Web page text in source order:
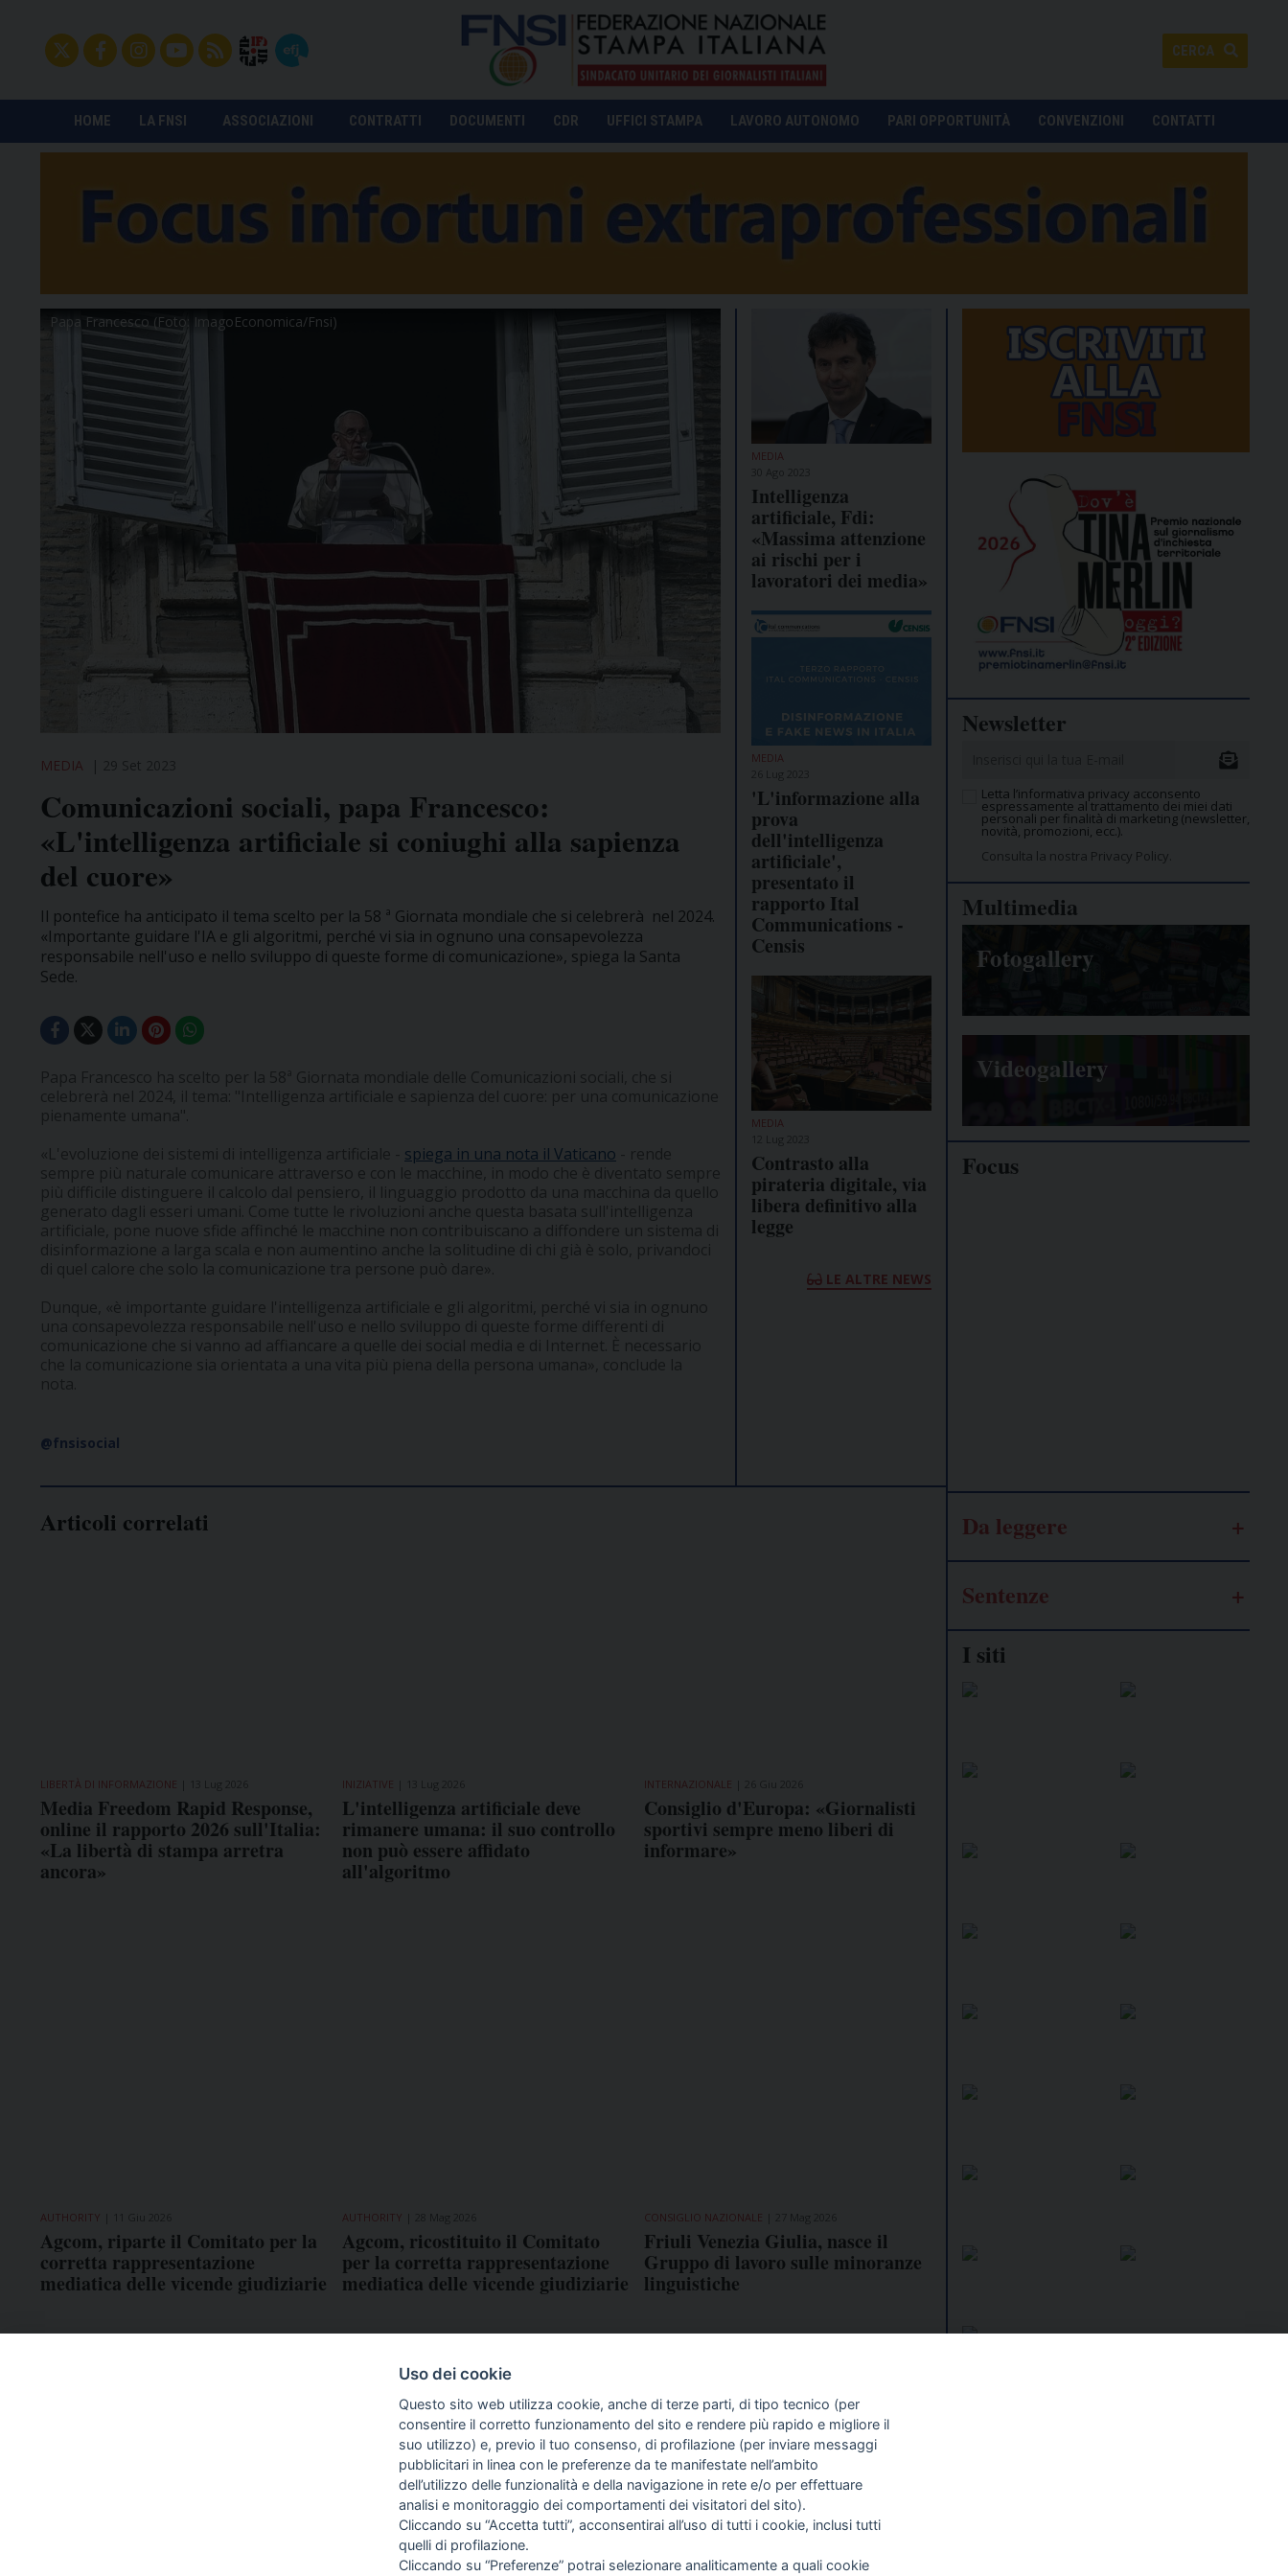
CERCA
HOME LA FNSI ASSOCIAZIONI CONTRATTI DOCUMENTI CDR UFFICI STAMPA LAVORO AUTONOMO PARI OPPORTUNITÀ CONVENZIONI CONTATTI
Papa Francesco (Foto: ImagoEconomica/Fnsi)
MEDIA
Comunicazioni sociali, papa Francesco:
«L'intelligenza artificiale si coniughi alla sapienza
del cuore»
Il pontefice ha anticipato il tema scelto per la 58 ª Giornata mondiale che si celebrerà nel 2024.
«Importante guidare l'IA e gli algoritmi, perché vi sia in ognuno una consapevolezza
responsabile nell'uso e nello sviluppo di queste forme di comunicazione», spiega la Santa
Sede.
spiega in una nota il Vaticano
@fnsisocial
MEDIA
Intelligenza
artificiale, Fdi:
«Massima attenzione
ai rischi per i
lavoratori dei media»
MEDIA
'L'informazione alla
prova
dell'intelligenza
artificiale',
presentato il
rapporto Ital
Communications -
Censis
MEDIA
Contrasto alla
pirateria digitale, via
libera definitivo alla
legge
LE ALTRE NEWS
Articoli correlati
LIBERTÀ DI INFORMAZIONE
Media Freedom Rapid Response,
online il rapporto 2026 sull'Italia:
«La libertà di stampa arretra
ancora»
INIZIATIVE
L'intelligenza artificiale deve
rimanere umana: il suo controllo
non può essere affidato
all'algoritmo
INTERNAZIONALE
Consiglio d'Europa: «Giornalisti
sportivi sempre meno liberi di
informare»
AUTHORITY
Agcom, riparte il Comitato per la
corretta rappresentazione
mediatica delle vicende giudiziarie
AUTHORITY
Agcom, ricostituito il Comitato
per la corretta rappresentazione
mediatica delle vicende giudiziarie
CONSIGLIO NAZIONALE
Friuli Venezia Giulia, nasce il
Gruppo di lavoro sulle minoranze
linguistiche
Newsletter
Letta l’informativa privacy acconsento
espressamente al trattamento dei miei dati
personali per finalità di marketing (newsletter,
novità, promozioni, ecc.).
Consulta la nostra Privacy Policy.
Multimedia
Fotogallery
Videogallery
Focus
Da leggere
Sentenze
I siti
COME TI SENTI?
INTELLIGENZA
Uso dei cookie
Questo sito web utilizza cookie, anche di terze parti, di tipo tecnico (per
consentire il corretto funzionamento del sito e rendere più rapido e migliore il
suo utilizzo) e, previo il tuo consenso, di profilazione (per inviare messaggi
pubblicitari in linea con le preferenze da te manifestate nell’ambito
dell’utilizzo delle funzionalità e della navigazione in rete e/o per effettuare
analisi e monitoraggio dei comportamenti dei visitatori del sito).
Cliccando su “Accetta tutti”, acconsentirai all’uso di tutti i cookie, inclusi tutti
quelli di profilazione.
Cliccando su “Preferenze” potrai selezionare analiticamente a quali cookie